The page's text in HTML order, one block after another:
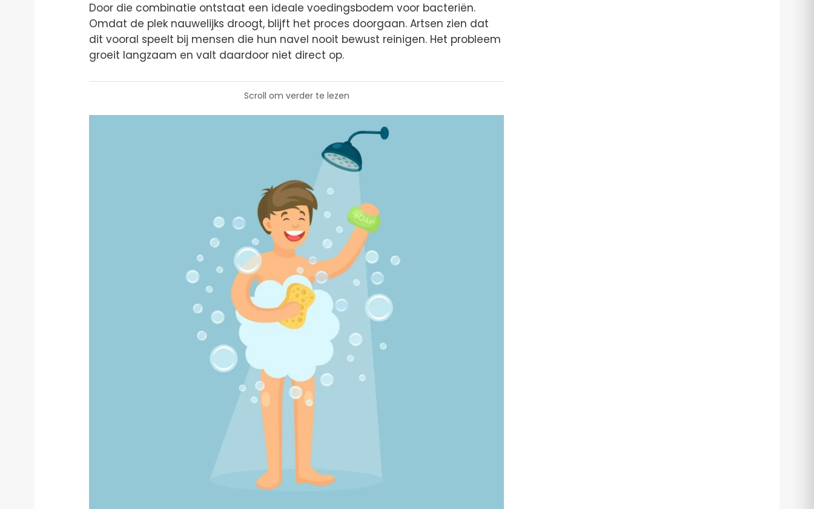
Door die combinatie ontstaat een ideale voedingsbodem voor bacteriën.
Omdat de plek nauwelijks droogt, blijft het proces doorgaan. Artsen zien dat
dit vooral speelt bij mensen die hun navel nooit bewust reinigen. Het probleem
groeit langzaam en valt daardoor niet direct op.
Scroll om verder te lezen